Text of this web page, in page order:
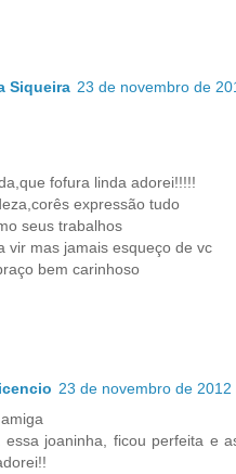
Siqueira 23 de novembro de
fofura linda adorei!!!!!
expressão tudo
seus trabalhos
vir mas jamais esqueço de vc
bem carinhoso
23 de novembro de 2012
essa joaninha, ficou perfeita e